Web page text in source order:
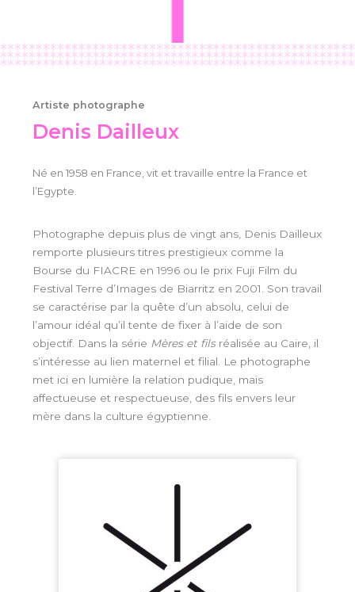
Artiste photographe
Denis Dailleux
Né en 1958 en France, vit et travaille entre la France et
l’Egypte.
Photographe depuis plus de vingt ans, Denis Dailleux
remporte plusieurs titres prestigieux comme la
Bourse du FIACRE en 1996 ou le prix Fuji Film du
Festival Terre d’Images de Biarritz en 2001. Son travail
se caractérise par la quête d’un absolu, celui de
l’amour idéal qu’il tente de fixer à l’aide de son
objectif. Dans la série Mères et filsréalisée au Caire, il
s’intéresse au lien maternel et filial. Le photographe
met ici en lumière la relation pudique, mais
affectueuse et respectueuse, des fils envers leur
mère dans la culture égyptienne.